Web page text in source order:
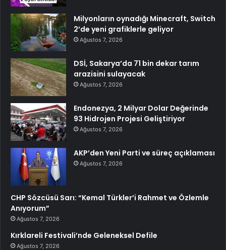
Milyonların oynadığı Minecraft, Switch
2’de yeni grafiklerle geliyor
Ağustos 7, 2026
DSİ, Sakarya’da 71 bin dekar tarım
arazisini sulayacak
Ağustos 7, 2026
Endonezya, 2 Milyar Dolar Değerinde
93 Hidrojen Projesi Geliştiriyor
Ağustos 7, 2026
AKP’den Yeni Parti ve süreç açıklaması
Ağustos 7, 2026
CHP Sözcüsü Sarı: “Kemal Türkler’i Rahmet ve Özlemle
Anıyorum”
Ağustos 7, 2026
Kırklareli Festivali’nde Geleneksel Defile
Ağustos 7, 2026